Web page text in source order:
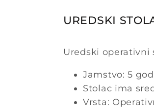
UREDSKI
Uredski
Jamstvo: 5
Stolac ima
Vrsta: